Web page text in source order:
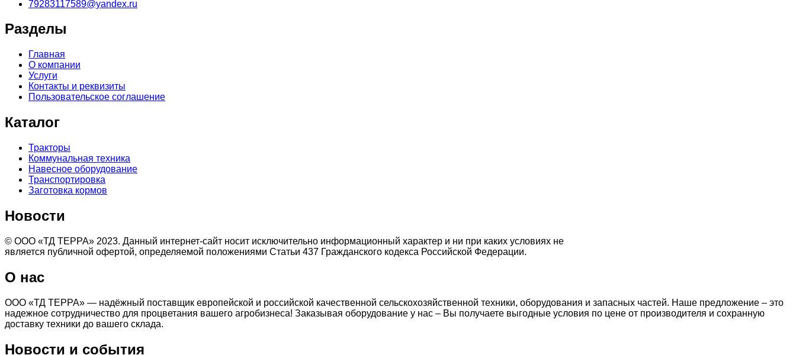
79283117589@yandex.ru
Разделы
Главная
О компании
Услуги
Контакты и реквизиты
Пользовательское соглашение
Каталог
Тракторы
Коммунальная техника
Навесное оборудование
Транспортировка
Заготовка кормов
Новости
© ООО «ТД ТЕРРА» 2023. Данный интернет-сайт носит исключительно информационный характер и ни при каких условиях не
является публичной офертой, определяемой положениями Статьи 437 Гражданского кодекса Российской Федерации.
О нас
ООО «ТД ТЕРРА» — надёжный поставщик европейской и российской качественной сельскохозяйственной техники, оборудования и запасных частей. Наше предложение – это
надежное сотрудничество для процветания вашего агробизнеса! Заказывая оборудование у нас – Вы получаете выгодные условия по цене от производителя и сохранную
доставку техники до вашего склада.
Новости и события